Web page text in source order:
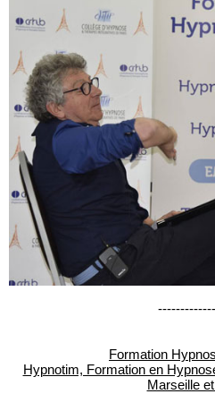
Formation
Hypnotim, Formation en
Marseille